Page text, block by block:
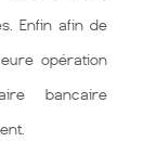
Enfin afin de
opération
bancaire